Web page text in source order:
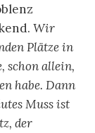
Wir
Plätze in
schon allein,
habe. Dann
Muss ist
der